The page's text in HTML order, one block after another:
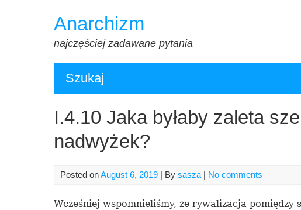
Anarchizm
najczęściej zadawane pytania
Szukaj
I.4.10 Jaka byłaby zaleta
nadwyżek?
Posted onAugust 6, 2019 | By sasza | No comments
Wcześniej wspomnieliśmy, że rywalizacja pomiędzy